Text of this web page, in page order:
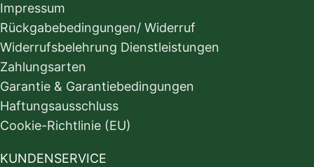
Impressum
Rückgabebedingungen/ Widerruf
Widerrufsbelehrung Dienstleistungen
Zahlungsarten
Garantie & Garantiebedingungen
Haftungsausschluss
Cookie-Richtlinie (EU)
KUNDENSERVICE